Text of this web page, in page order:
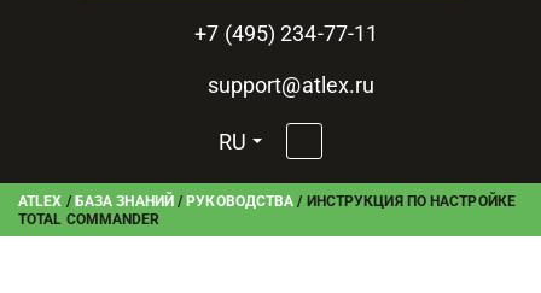
+7 (495) 234-77-11
support@atlex.ru
RU
ATLEX / БАЗА ЗНАНИЙ / РУКОВОДСТВА / ИНСТРУКЦИЯ ПО НАСТРОЙКЕ
TOTAL COMMANDER